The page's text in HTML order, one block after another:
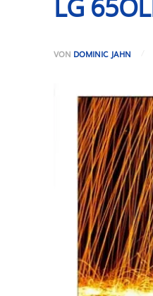
LG
VON DOMINIC JAHN